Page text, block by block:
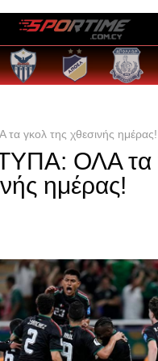
γκολ της χθεσινής ημέρας!
ΟΛΑ τα
ημέρας!